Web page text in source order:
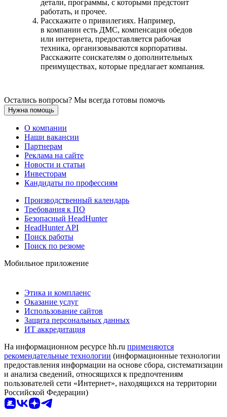
детали, программы, с которыми предстоит
работать, и прочее.
Расскажите о привилегиях. Например,
в компании есть ДМС, компенсация обедов
или интернета, предоставляется рабочая
техника, организовываются корпоративы.
Расскажите соискателям о дополнительных
преимуществах, которые предлагает компания.
Остались вопросы? Мы всегда готовы помочь
Нужна помощь
О компании
Наши вакансии
Партнерам
Реклама на сайте
Новости и статьи
Инвесторам
Кандидаты по профессиям
Производственный календарь
Требования к ПО
Безопасный HeadHunter
HeadHunter API
Поиск работы
Поиск по резюме
Мобильное приложение
Этика и комплаенс
Оказание услуг
Использование сайтов
Защита персональных данных
ИТ аккредитация
На информационном ресурсе hh.ru применяются
рекомендательные технологии (информационные технологии
предоставления информации на основе сбора, систематизации
и анализа сведений, относящихся к предпочтениям
пользователей сети «Интернет», находящихся на территории
Российской Федерации)